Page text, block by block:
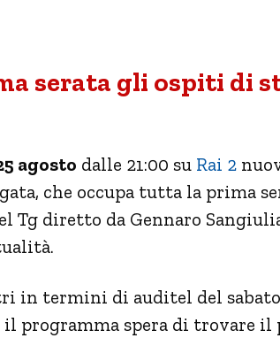
serata gli ospiti di
agosto dalle 21:00 su Rai 2
che occupa tutta la prima
Tg diretto da Gennaro
in termini di auditel del
programma spera di trovare